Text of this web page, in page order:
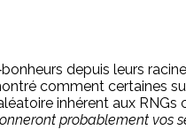
depuis leurs
comment
inhérent aux RNGs
probablement vos